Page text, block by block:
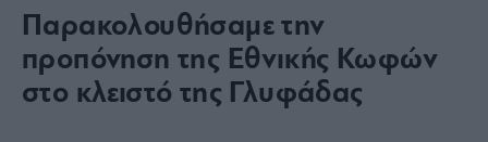
Παρακολουθήσαμε την
προπόνηση της Εθνικής Κωφών
στο κλειστό της Γλυφάδας